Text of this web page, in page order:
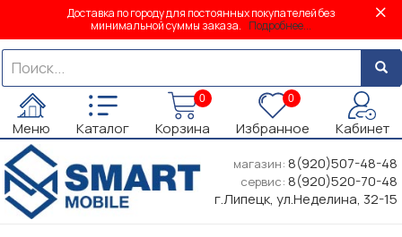
Доставка по городу для постоянных покупателей без
минимальной суммы заказа. Подробнее...
Меню Каталог
0
Корзина
0
Избранное Кабинет
магазин: 8(920)507-48-48
сервис: 8(920)520-70-48
г.Липецк, ул.Неделина, 32-15